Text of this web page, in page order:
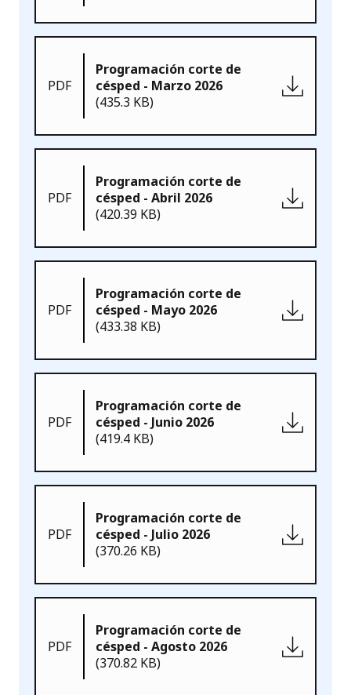
PDF
Programación corte de
césped - Marzo 2026
(435.3 KB)
PDF
Programación corte de
césped - Abril 2026
(420.39 KB)
PDF
Programación corte de
césped - Mayo 2026
(433.38 KB)
PDF
Programación corte de
césped - Junio 2026
(419.4 KB)
PDF
Programación corte de
césped - Julio 2026
(370.26 KB)
PDF
Programación corte de
césped - Agosto 2026
(370.82 KB)